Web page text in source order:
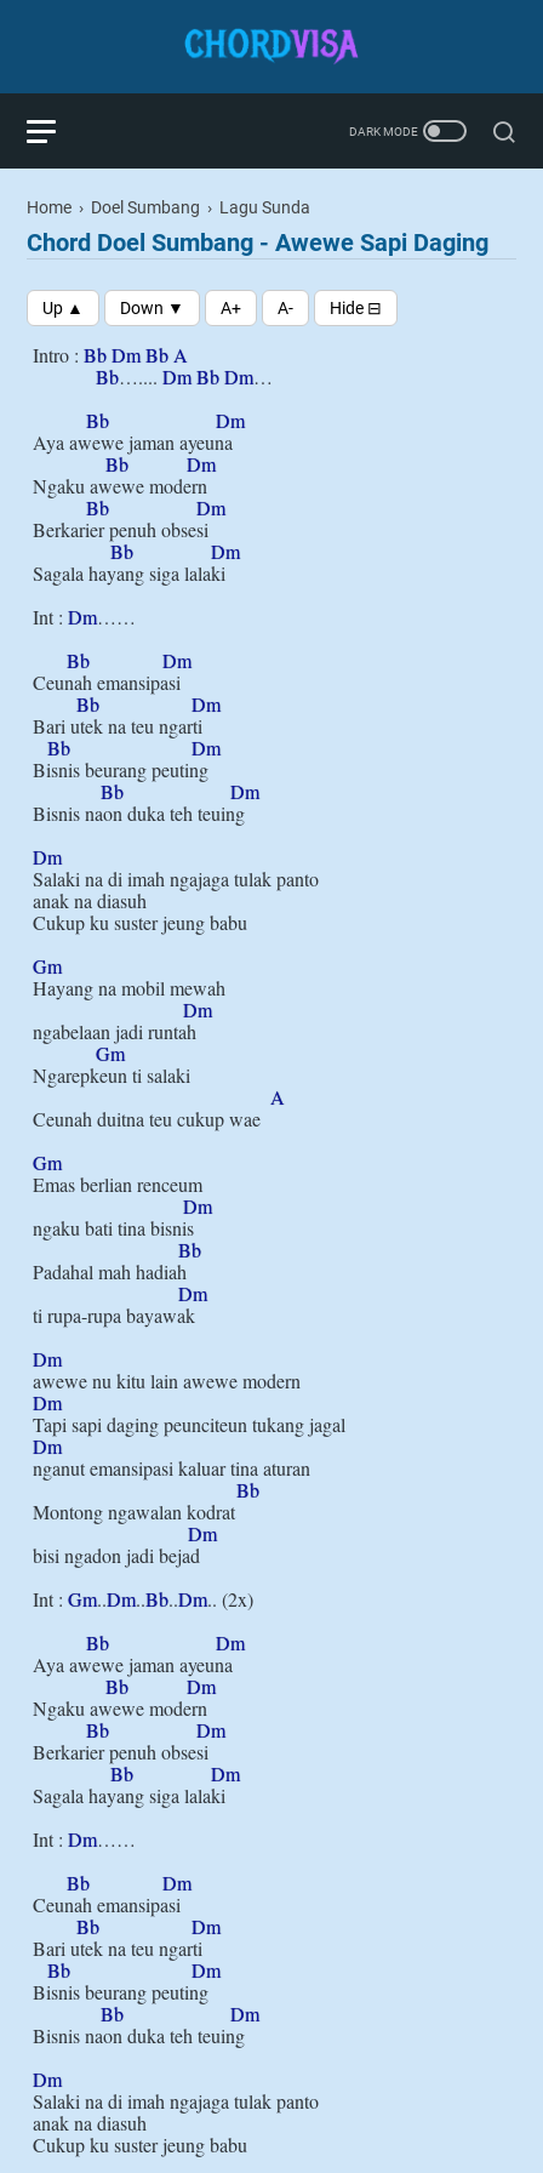
Home › Doel Sumbang › Lagu Sunda
Chord Doel Sumbang - Awewe Sapi Daging
Intro : BbDmBb A
Bb….... DmBbDm…
Bb
Dm
Aya awewe jaman ayeuna
Bb
Dm
Ngaku awewe modern
Bb
Dm
Berkarier penuh obsesi
Bb
Dm
Sagala hayang siga lalaki
Int : Dm……
Bb
Dm
Ceunah emansipasi
Bb
Dm
Bari utek na teu ngarti
Bb
Dm
Bisnis beurang peuting
Bb
Dm
Bisnis naon duka teh teuing
Dm
Salaki na di imah ngajaga tulak panto
anak na diasuh
Cukup ku suster jeung babu
Gm
Hayang na mobil mewah
Dm
ngabelaan jadi runtah
Gm
Ngarepkeun ti salaki
A
Ceunah duitna teu cukup wae
Gm
Emas berlian renceum
Dm
ngaku bati tina bisnis
Bb
Padahal mah hadiah
Dm
ti rupa-rupa bayawak
Dm
Dm
Dm
nganut emansipasi kaluar tina aturan
Bb
Montong ngawalan kodrat
Dm
bisi ngadon jadi bejad
Int : Gm..Dm..Bb..Dm.. (2x)
Bb
Dm
Aya awewe jaman ayeuna
Bb
Dm
Ngaku awewe modern
Bb
Dm
Berkarier penuh obsesi
Bb
Dm
Sagala hayang siga lalaki
Int : Dm……
Bb
Dm
Ceunah emansipasi
Bb
Dm
Bari utek na teu ngarti
Bb
Dm
Bisnis beurang peuting
Bb
Dm
Bisnis naon duka teh teuing
Dm
Salaki na di imah ngajaga tulak panto
anak na diasuh
Cukup ku suster jeung babu